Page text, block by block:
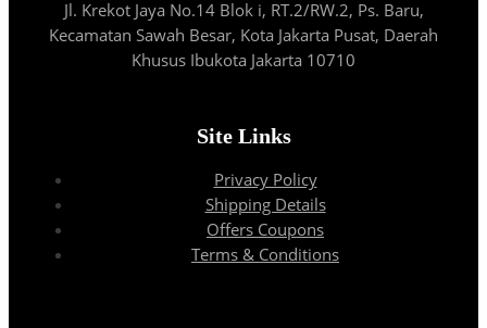
Jl. Krekot Jaya No.14 Blok i, RT.2/RW.2, Ps. Baru,
Kecamatan Sawah Besar, Kota Jakarta Pusat, Daerah
Khusus Ibukota Jakarta 10710
Site Links
Privacy Policy
Shipping Details
Offers Coupons
Terms & Conditions